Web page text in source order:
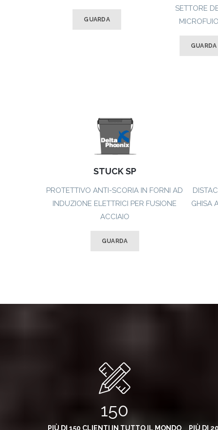
GUARDA
SETTORE
GUARDA
STUCK SP
PROTETTIVO ANTI-SCORIA IN FORNI AD
INDUZIONE ELETTRICI PER FUSIONE
ACCIAIO
GUARDA
GHISA
150
PIÙ DI 150 CLIENTI IN TUTTO IL MONDO PIÙ DI